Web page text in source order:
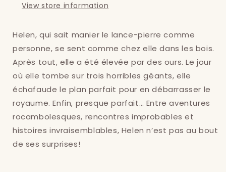
View store information
Helen, qui sait manier le lance-pierre comme
personne, se sent comme chez elle dans les bois.
Après tout, elle a été élevée par des ours. Le jour
où elle tombe sur trois horribles géants, elle
échafaude le plan parfait pour en débarrasser le
royaume. Enfin, presque parfait… Entre aventures
rocambolesques, rencontres improbables et
histoires invraisemblables, Helen n’est pas au bout
de ses surprises!